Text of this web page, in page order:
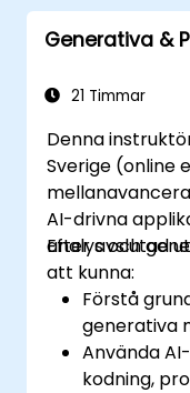
Generativa &
21 Timmar
Denna
Sverige (online
AI-drivna
analys och
Efter avslutad
att kunna:
Förstå
generativa
Använda
kodning,